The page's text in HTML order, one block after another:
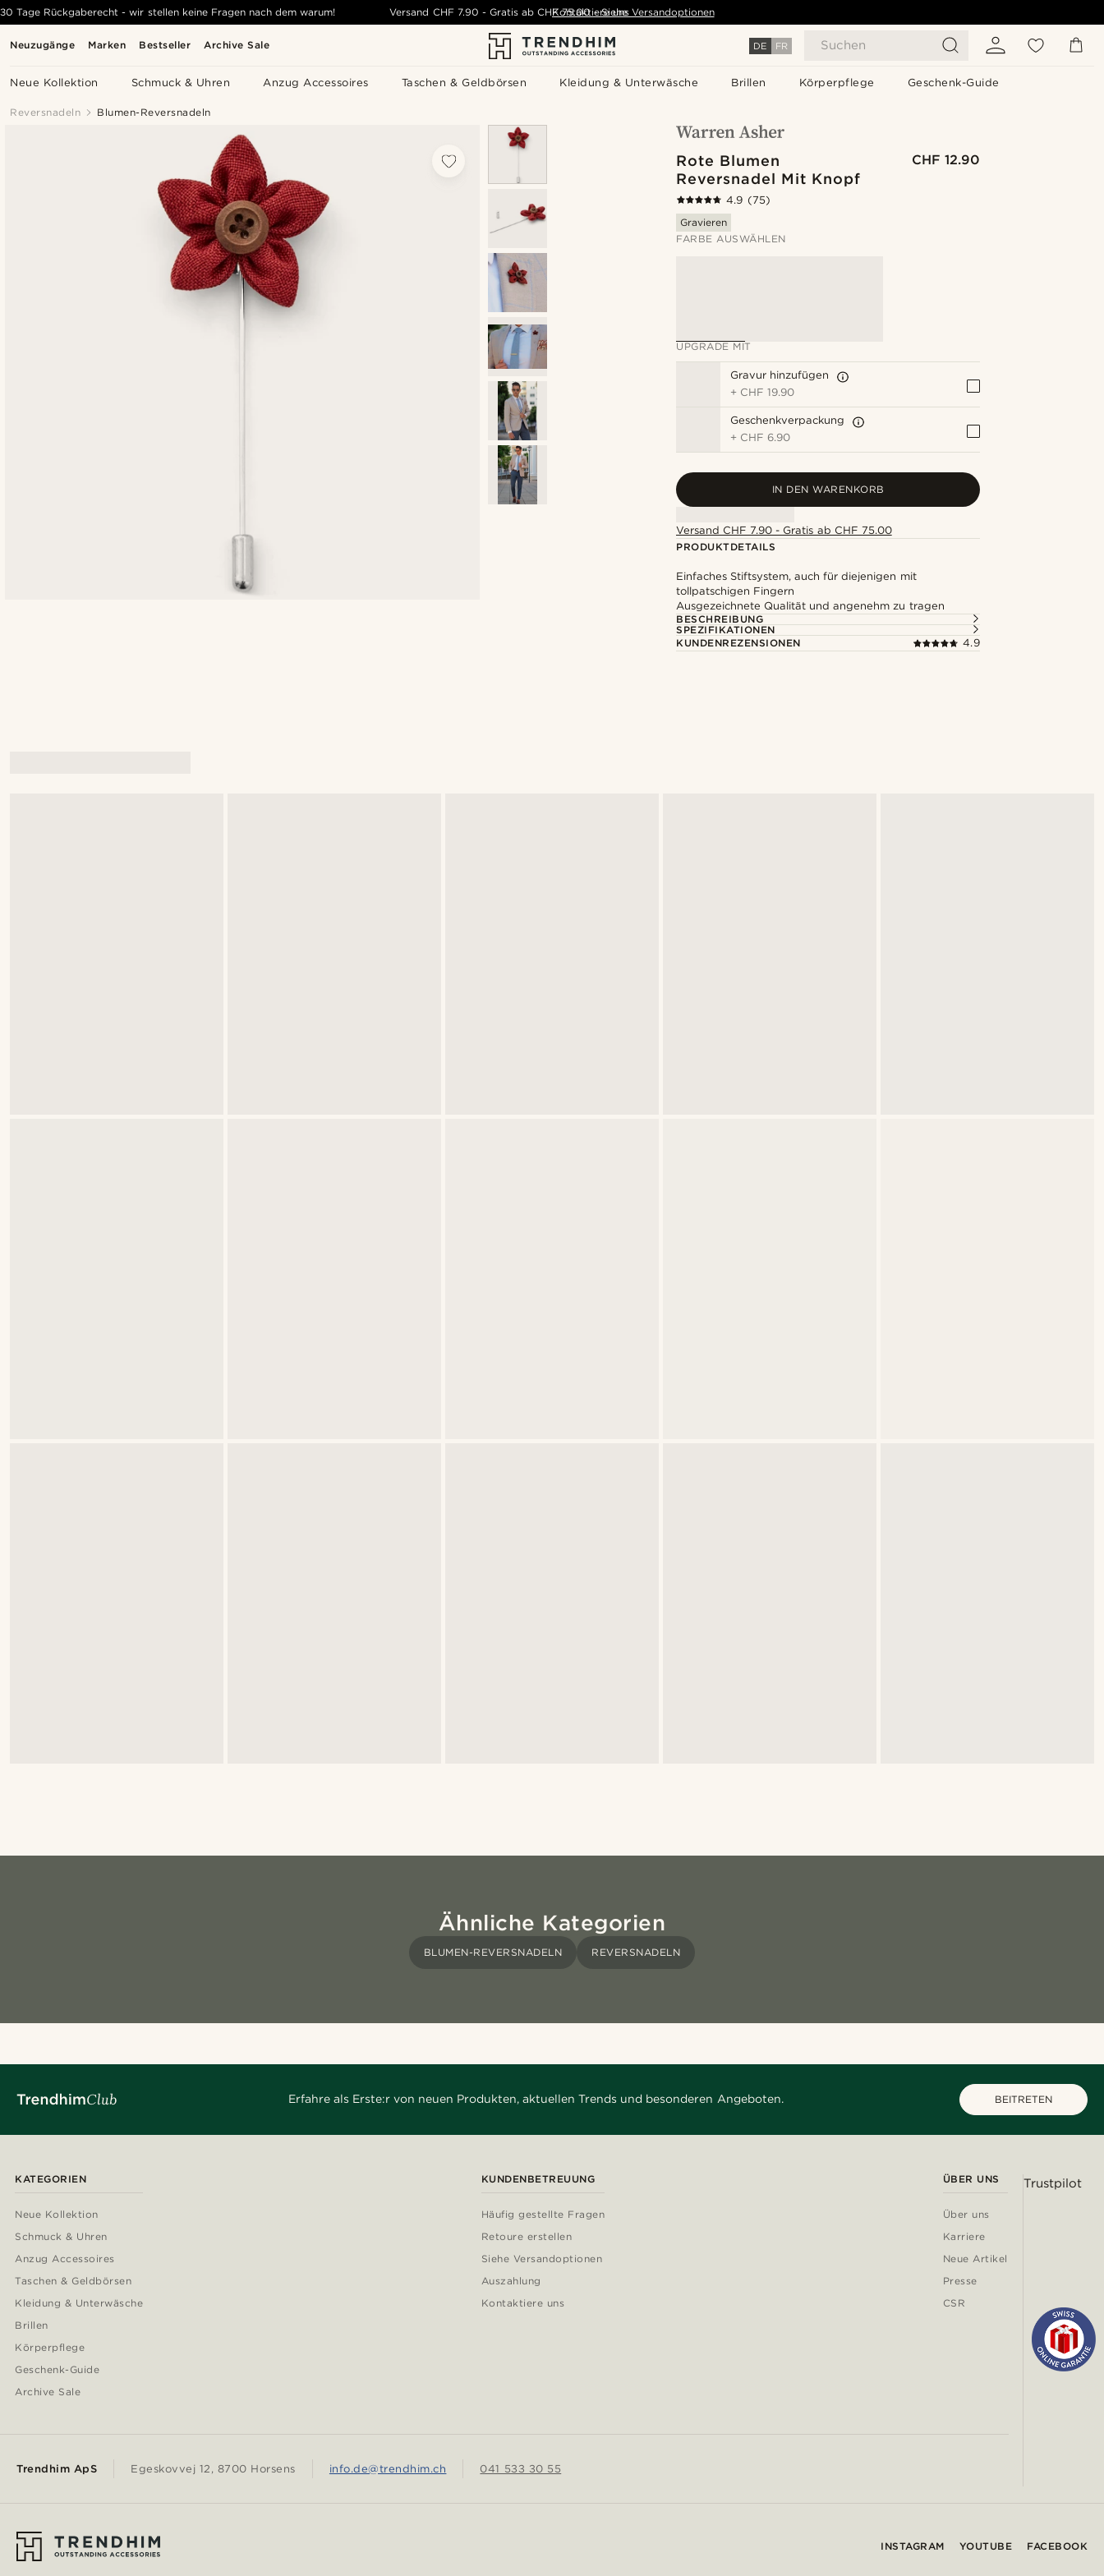
Neuzugänge Marken Bestseller Archive Sale DE FR Suchen
Neue Kollektion Schmuck & Uhren Anzug Accessoires Taschen & Geldbörsen Kleidung & Unterwäsche Brillen Körperpflege Geschenk-Guide
30 Tage Rückgaberecht - wir stellen keine Fragen nach dem warum! Versand CHF 7.90 - Gratis ab CHF 75.00 - Siehe Versandoptionen
Kontaktiere uns
Reversnadeln Blumen-Reversnadeln
Rote Blumen
Reversnadel Mit Knopf
CHF 12.90
4.9 (75)
Gravieren
FARBE AUSWÄHLEN
UPGRADE MIT
Gravur hinzufügen
+ CHF 19.90
Geschenkverpackung
+ CHF 6.90
IN DEN WARENKORB
Versand CHF 7.90 - Gratis ab CHF 75.00
PRODUKTDETAILS
Einfaches Stiftsystem, auch für diejenigen mit
tollpatschigen Fingern
Ausgezeichnete Qualität und angenehm zu tragen
BESCHREIBUNG
SPEZIFIKATIONEN
KUNDENREZENSIONEN
4.9
Ähnliche Kategorien
BLUMEN-REVERSNADELN REVERSNADELN
Erfahre als Erste:r von neuen Produkten, aktuellen Trends und besonderen Angeboten. BEITRETEN
KATEGORIEN
Neue Kollektion
Schmuck & Uhren
Anzug Accessoires
Taschen & Geldbörsen
Kleidung & Unterwäsche
Brillen
Körperpflege
Geschenk-Guide
Archive Sale
KUNDENBETREUUNG
Häufig gestellte Fragen
Retoure erstellen
Siehe Versandoptionen
Auszahlung
Kontaktiere uns
ÜBER UNS
Über uns
Karriere
Neue Artikel
Presse
CSR
Trendhim ApS Egeskovvej 12, 8700 Horsens info.de@trendhim.ch 041 533 30 55
Trustpilot
INSTAGRAM YOUTUBE FACEBOOK